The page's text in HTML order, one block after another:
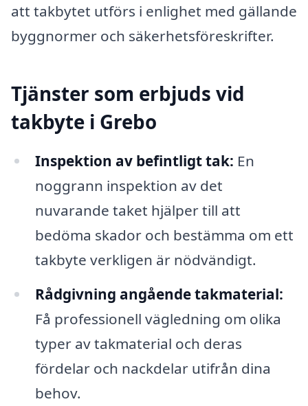
att takbytet utförs i enlighet med gällande
byggnormer och säkerhetsföreskrifter.
Tjänster som erbjuds vid
takbyte i Grebo
Inspektion av befintligt tak: En
noggrann inspektion av det
nuvarande taket hjälper till att
bedöma skador och bestämma om ett
takbyte verkligen är nödvändigt.
Rådgivning angående takmaterial:
Få professionell vägledning om olika
typer av takmaterial och deras
fördelar och nackdelar utifrån dina
behov.